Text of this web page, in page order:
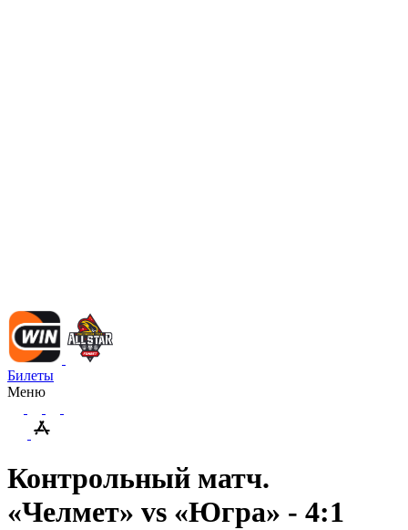
Билеты
Меню
Контрольный матч.
«Челмет» vs «Югра» - 4:1